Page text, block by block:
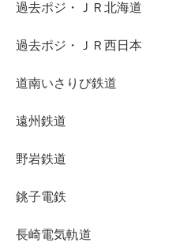
過去ポジ・ＪＲ北海道
過去ポジ・ＪＲ西日本
道南いさりび鉄道
遠州鉄道
野岩鉄道
銚子電鉄
長崎電気軌道